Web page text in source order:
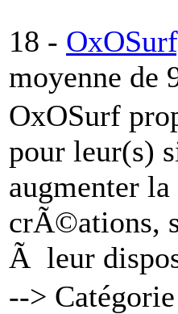
18 -
moyenne de
OxOSurf
pour leur(s)
augmenter
crÃ©ations,
Ã leur
-->